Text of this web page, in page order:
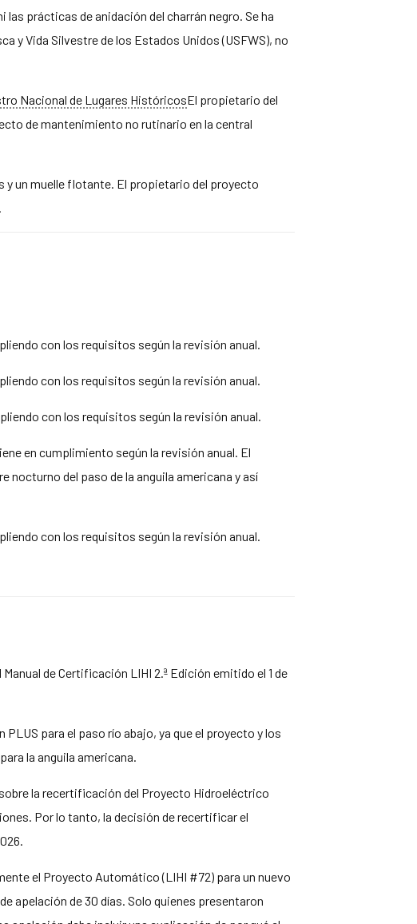
prácticas de anidación del charrán negro. Se ha
y Vida Silvestre de los Estados Unidos (USFWS), no
Nacional de Lugares HistóricosEl propietario del
de mantenimiento no rutinario en la central
y un muelle flotante. El propietario del proyecto
con los requisitos según la revisión anual.
con los requisitos según la revisión anual.
con los requisitos según la revisión anual.
en cumplimiento según la revisión anual. El
del paso de la anguila americana y así
con los requisitos según la revisión anual.
de Certificación LIHI 2.ª Edición emitido el 1 de
para el paso río abajo, ya que el proyecto y los
la anguila americana.
la recertificación del Proyecto Hidroeléctrico
Por lo tanto, la decisión de recertificar el
el Proyecto Automático (LIHI #72) para un nuevo
apelación de 30 días. Solo quienes presentaron